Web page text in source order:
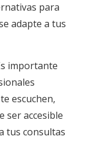
para
adapte a tus
importante
escuchen,
ser accesible
tus consultas